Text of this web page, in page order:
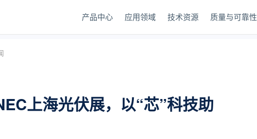
产品中心 应用领域 技术资源 质量与可靠性
上海光伏展，以“芯”科技助